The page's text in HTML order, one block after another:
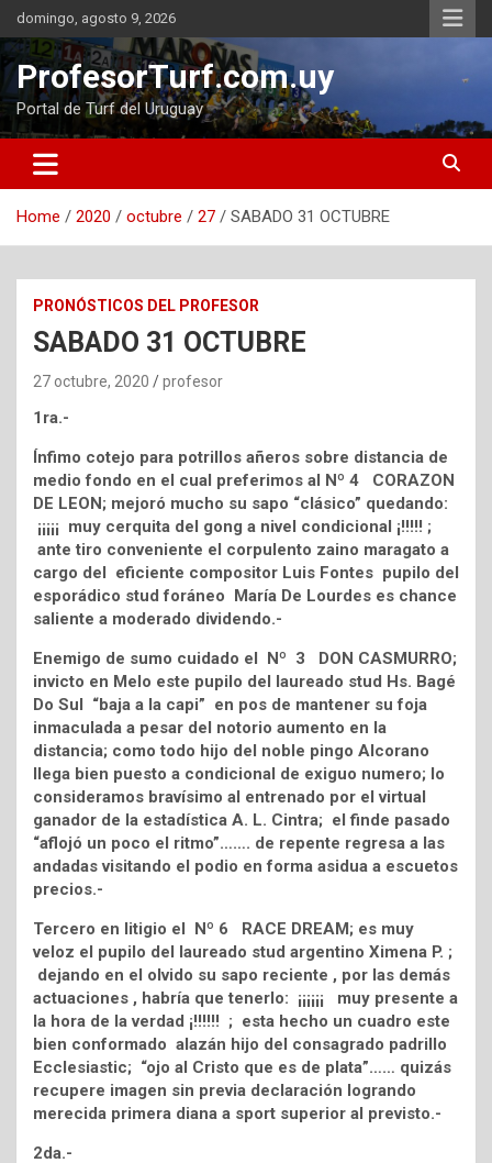
Skip
to
content
domingo, agosto 9, 2026
ProfesorTurf.com.uy
Portal de Turf del Uruguay
Home 2020 octubre 27 SABADO 31 OCTUBRE
PRONÓSTICOS DEL PROFESOR
SABADO 31 OCTUBRE
27 octubre, 2020 profesor
1ra.-
Ínfimo cotejo para potrillos añeros sobre distancia de
medio fondo en el cual preferimos al Nº 4 CORAZON
DE LEON; mejoró mucho su sapo “clásico” quedando:
¡¡¡¡¡ muy cerquita del gong a nivel condicional ¡!!!!! ;
ante tiro conveniente el corpulento zaino maragato a
cargo del eficiente compositor Luis Fontes pupilo del
esporádico stud foráneo María De Lourdes es chance
saliente a moderado dividendo.-
Enemigo de sumo cuidado el Nº 3 DON CASMURRO;
invicto en Melo este pupilo del laureado stud Hs. Bagé
Do Sul “baja a la capi” en pos de mantener su foja
inmaculada a pesar del notorio aumento en la
distancia; como todo hijo del noble pingo Alcorano
llega bien puesto a condicional de exiguo numero; lo
consideramos bravísimo al entrenado por el virtual
ganador de la estadística A. L. Cintra; el finde pasado
“aflojó un poco el ritmo”……. de repente regresa a las
andadas visitando el podio en forma asidua a escuetos
precios.-
Tercero en litigio el Nº 6 RACE DREAM; es muy
veloz el pupilo del laureado stud argentino Ximena P. ;
dejando en el olvido su sapo reciente , por las demás
actuaciones , habría que tenerlo: ¡¡¡¡¡¡ muy presente a
la hora de la verdad ¡!!!!!! ; esta hecho un cuadro este
bien conformado alazán hijo del consagrado padrillo
Ecclesiastic; “ojo al Cristo que es de plata”…… quizás
recupere imagen sin previa declaración logrando
merecida primera diana a sport superior al previsto.-
2da.-